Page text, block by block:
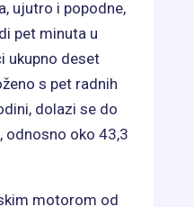
ujutro i popodne,
pet minuta u
ukupno deset
s pet radnih
dolazi se do
odnosno oko 43,3
motorom od